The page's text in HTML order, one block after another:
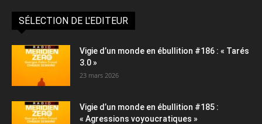
SÉLECTION DE L'EDITEUR
Vigie d’un monde en ébullition #186 : « Tarés
3.0 »
23 mars 2026
Vigie d’un monde en ébullition #185 :
« Agressions voyoucratiques »